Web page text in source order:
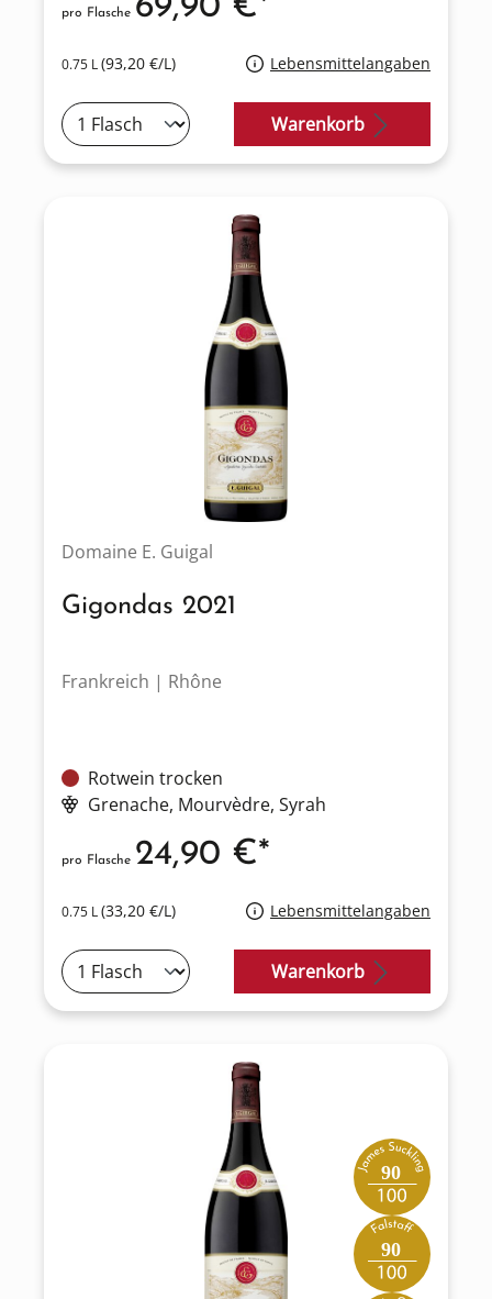
0.75 L(93,20 €/L) Lebensmittelangaben
pro Flasche 69,90 €*
Warenkorb
Domaine E. Guigal
Gigondas 2021
Frankreich | Rhône
Rotwein trocken
Grenache, Mourvèdre, Syrah
0.75 L(33,20 €/L) Lebensmittelangaben
pro Flasche 24,90 €*
Warenkorb
90
90